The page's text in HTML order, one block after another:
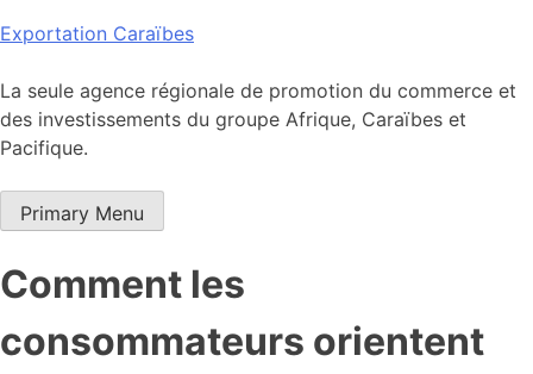
Skip
content
Exportation Caraïbes
La seule agence régionale de promotion du commerce et
des investissements du groupe Afrique, Caraïbes et
Pacifique.
Primary Menu
Comment les
consommateurs orientent